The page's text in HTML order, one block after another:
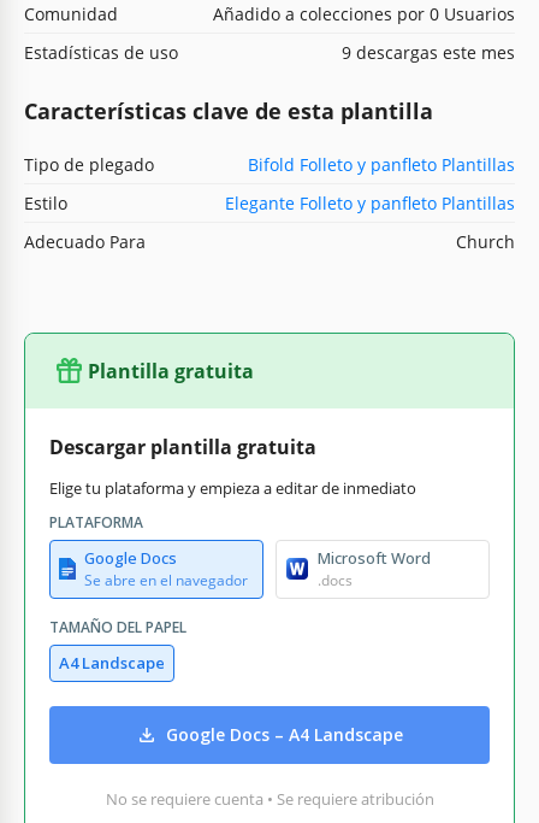
Comunidad
Añadido a colecciones por 0 Usuarios
Estadísticas de uso
9 descargas este mes
Características clave de esta plantilla
Tipo de plegado
Bifold Folleto y panfleto Plantillas
Estilo
Elegante Folleto y panfleto Plantillas
Adecuado Para
Church
Plantilla gratuita
Descargar plantilla gratuita
Elige tu plataforma y empieza a editar de inmediato
PLATAFORMA
Google Docs
Se abre en el navegador
Microsoft Word
.docs
TAMAÑO DEL PAPEL
A4 Landscape
Google Docs – A4 Landscape
No se requiere cuenta • Se requiere atribución